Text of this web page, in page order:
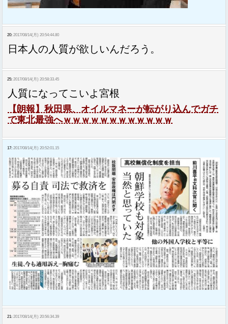
20: 2017/08/14(月) 20:54:44.80
日本人の人質が欲しいんだろう。
25: 2017/08/14(月) 20:58:33.45
人質になってこいよ宮根
【朗報】秋田県、オイルマネーが転がり込んでガチ
で東北最強へｗｗｗｗｗｗｗｗｗｗｗｗ
17: 2017/08/14(月) 20:52:01.15
21: 2017/08/14(月) 20:56:34.39